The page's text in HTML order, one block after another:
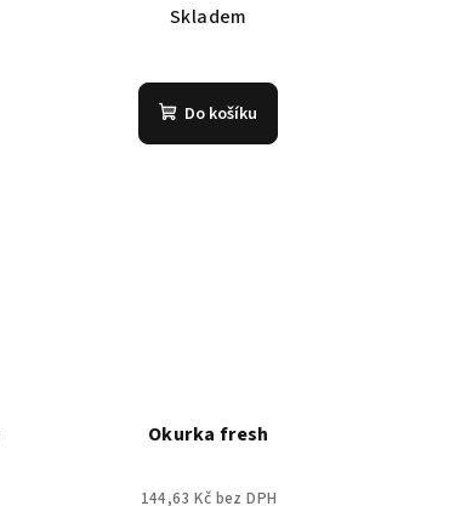
Skladem
Do košíku
Okurka fresh
144,63 Kč bez DPH